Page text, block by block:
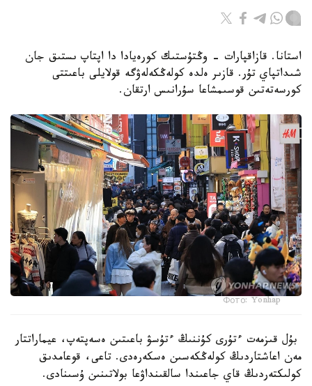
استانا. قازاقپارات - وڭتۇستىك كورەيادا دا اپتاپ ىستىق جان
شىداتپاي تۇر. قازىر ەلدە كولەڭكەلەۋگە قولايلى باعىتتى
كورسەتەتىن قوسىمشاعا سۇرانىس ارتقان.
Фото: Yonhap
بۇل قىزمەت ءتۇرى كۇننىڭ ءتۇسۋ باعىتىن ەسەپتەپ، عيماراتتار
مەن اعاشتاردىڭ كولەڭكەسىن ەسكەرەدى. تاعى، قوعامدىق
كولىكتەردىڭ قاي جاعىندا سالقىنداۋعا بولاتىنىن ۇسىنادى.